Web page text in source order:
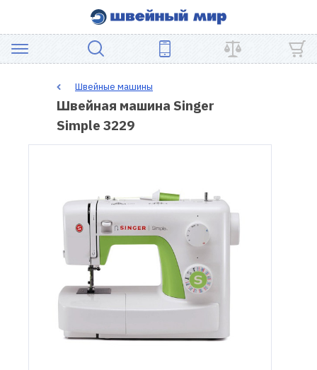
ШВЕЙНОЕ
ОБОРУДОВАНИЕ
ШВЕЙНЫЕ
Швейные машины
Швейная машина Singer
Simple 3229